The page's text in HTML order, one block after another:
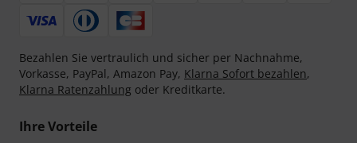
Bezahlen Sie vertraulich und sicher per Nachnahme,
Vorkasse, PayPal, Amazon Pay, Klarna Sofort bezahlen,
Klarna Ratenzahlung oder Kreditkarte.
Ihre Vorteile